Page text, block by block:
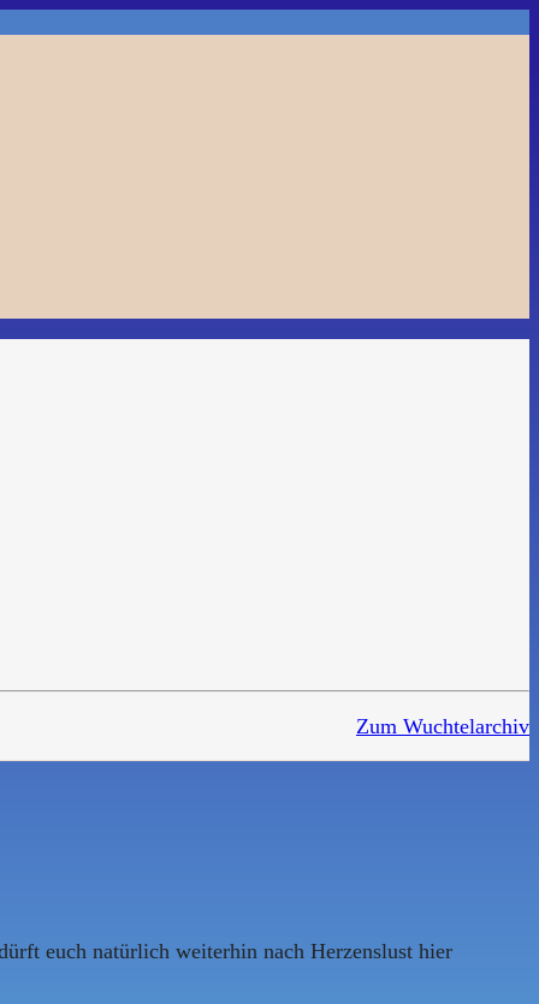
Zum Wuchtelarchiv
euch natürlich weiterhin nach Herzenslust hier